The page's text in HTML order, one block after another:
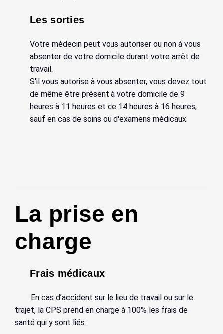
Les sorties
Votre médecin peut vous autoriser ou non à vous
absenter de votre domicile durant votre arrêt de
travail.
S'il vous autorise à vous absenter, vous devez tout
de même être présent à votre domicile de 9
heures à 11 heures et de 14 heures à 16 heures,
sauf en cas de soins ou d'examens médicaux.
La prise en
charge
Frais médicaux
En cas d’accident sur le lieu de travail ou sur le
trajet, la CPS prend en charge à 100% les frais de
santé qui y sont liés.